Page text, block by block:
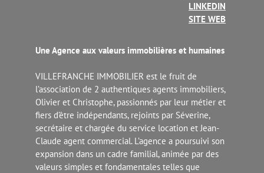
LINKEDIN
SITE WEB
Une Agence aux valeurs immobilières et humaines
VILLEFRANCHE IMMOBILIER est le fruit de
l’association de 2 authentiques agents immobiliers,
Olivier et Christophe, passionnés par leur métier et
fiers d’être indépendants, rejoints par Séverine,
secrétaire et chargée du service location et Jean-
Claude agent commercial. L’agence a poursuivi son
expansion dans un cadre familial, animée par des
valeurs simples et fondamentales telles que